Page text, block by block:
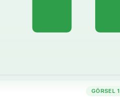
GÖRSEL 1